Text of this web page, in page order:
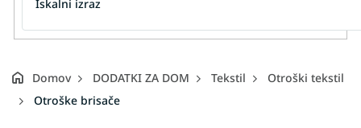
Domov DODATKI ZA DOM Tekstil
Otroški tekstil
Otroške brisače